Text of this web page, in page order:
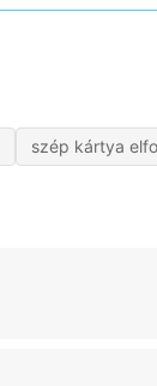
szép kártya